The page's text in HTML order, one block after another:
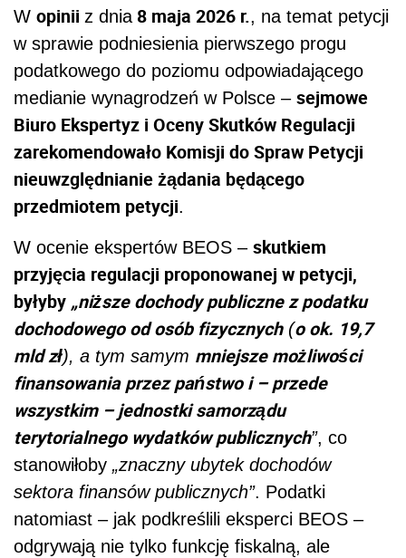
W opinii z dnia8 maja 2026 r., na temat petycji
w sprawie podniesienia pierwszego progu
podatkowego do poziomu odpowiadającego
medianie wynagrodzeń w Polsce – sejmowe
Biuro Ekspertyz i Oceny Skutków Regulacji
zarekomendowało Komisji do Spraw Petycji
nieuwzględnianie żądania będącego
przedmiotem petycji.
W ocenie ekspertów BEOS – skutkiem
przyjęcia regulacji proponowanej w petycji,
byłyby „niższe dochody publiczne z podatku
dochodowego od osób fizycznych(o ok. 19,7
mld zł), a tym samym mniejsze możliwości
finansowania przez państwo i – przede
wszystkim – jednostki samorządu
terytorialnego wydatków publicznych”, co
stanowiłoby „znaczny ubytek dochodów
sektora finansów publicznych”. Podatki
natomiast – jak podkreślili eksperci BEOS –
odgrywają nie tylko funkcję fiskalną, ale